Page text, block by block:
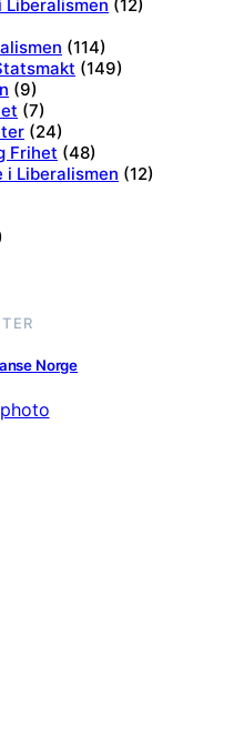
(12)
(114)
(149)
(9)
(7)
(24)
Frihet (48)
i Liberalismen (12)
Norge